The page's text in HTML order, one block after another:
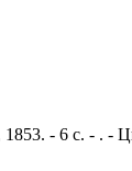
- 6 с. - . -